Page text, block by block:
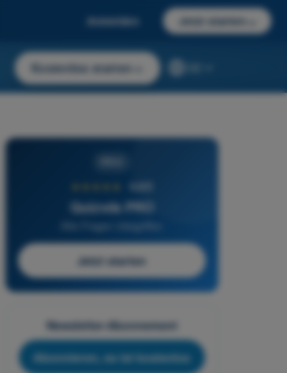
Anmelden Jetzt starten
Kostenlos starten
4,6/5
Quizvds PRO
Alle Fragen inbegriffen
Jetzt starten
Newsletter-Abonnement
Abonnieren, es ist kostenlos